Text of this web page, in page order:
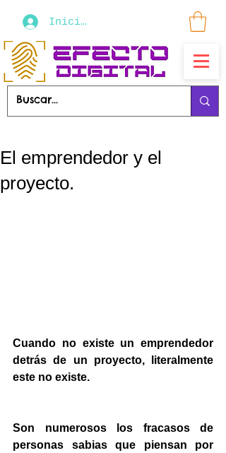
Iniciar sesión
El emprendedor y el
proyecto.
Cuando no existe un emprendedor
detrás de un proyecto, literalmente
este no existe.
Son numerosos los fracasos de
personas sabias que piensan por